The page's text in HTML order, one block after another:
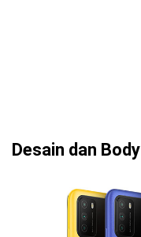
Desain dan Body